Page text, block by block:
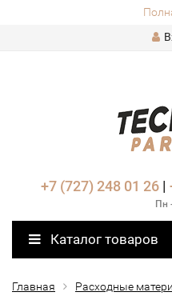
+7 (727) 248 01 26|
Пн
Каталог товаров
Главная Расходные